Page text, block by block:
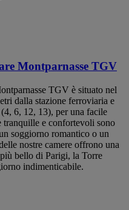
Montparnasse TGV
TGV è situato nel
dalla stazione ferroviaria e
6, 12, 13), per una facile
tranquille e confortevoli sono
soggiorno romantico o un
nostre camere offrono una
bello di Parigi, la Torre
indimenticabile.